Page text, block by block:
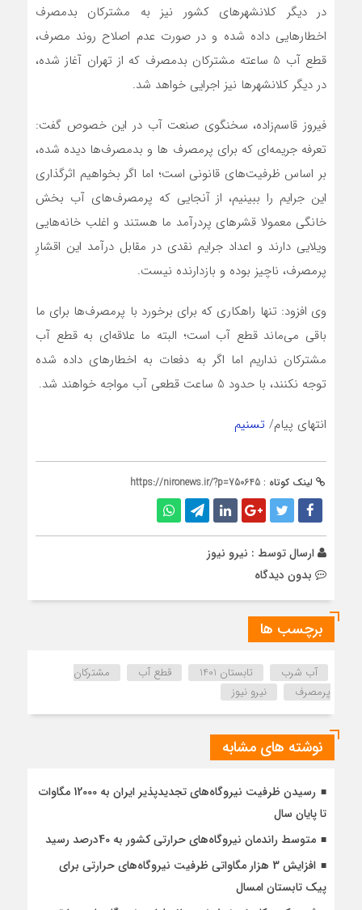
در دیگر کلانشهرهای کشور نیز به مشترکان بدمصرف
اخطارهایی داده شده و در صورت عدم اصلاح روند مصرف،
قطع آب 5 ساعته مشترکان بدمصرف که از تهران آغاز شده،
در دیگر کلانشهرها نیز اجرایی خواهد شد.
فیروز قاسم‌زاده، سخنگوی صنعت آب در این خصوص گفت:
تعرفه جریمه‌ای که برای پرمصرف ها و بدمصرف‌ها دیده شده،
بر اساس ظرفیت‌های قانونی است؛ اما اگر بخواهیم اثرگذاری
این جرایم را ببینیم، از آنجایی که پرمصرف‌های آب بخش
خانگی معمولا قشرهای پردرآمد ما هستند و اغلب خانه‌هایی
ویلایی دارند و اعداد جرایم نقدی در مقابل درآمد این اقشارِ
پرمصرف، ناچیز بوده و بازدارنده نیست.
وی افزود: تنها راهکاری که برای برخورد با پرمصرف‌ها برای ما
باقی می‌ماند قطع آب است؛ البته ما علاقه‌ای به قطع آب
مشترکان نداریم اما اگر به دفعات به اخطارهای داده شده
توجه نکنند، با حدود 5 ساعت قطعی آب مواجه خواهند شد.
انتهای پیام/ تسنیم
لینک کوتاه : https://nironews.ir/?p=750645
ارسال توسط : نیرو نیوز
بدون دیدگاه
برچسب ها
آب شرب تابستان 1401 قطع آب
مشترکان
پرمصرف
نیرو نیوز
نوشته های مشابه
رسیدن ظرفیت نیروگاه‌های تجدیدپذیر ایران به 12000 مگاوات
تا پایان سال
متوسط راندمان نیروگاه‌های حرارتی کشور به 40درصد رسید
افزایش 3 هزار مگاواتی ظرفیت نیروگاه‌های حرارتی برای
پیک تابستان امسال